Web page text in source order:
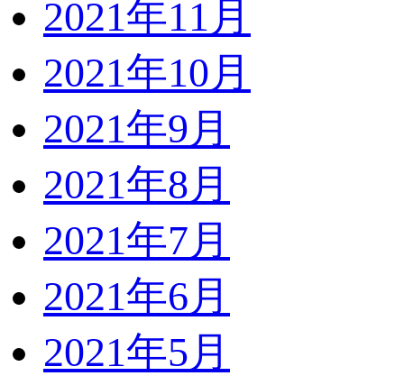
2021年11月
2021年10月
2021年9月
2021年8月
2021年7月
2021年6月
2021年5月